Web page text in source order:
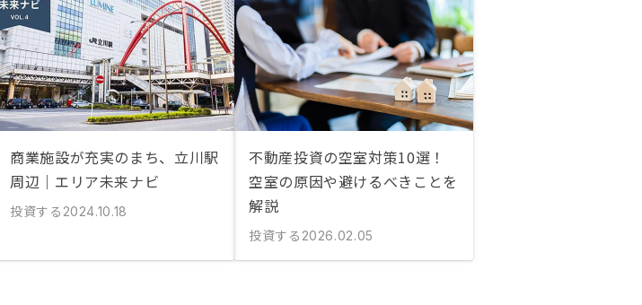
商業施設が充実のまち、立川駅
周辺｜エリア未来ナビ
投資する 2024.10.18
不動産投資の空室対策10選！
空室の原因や避けるべきことを
解説
投資する 2026.02.05